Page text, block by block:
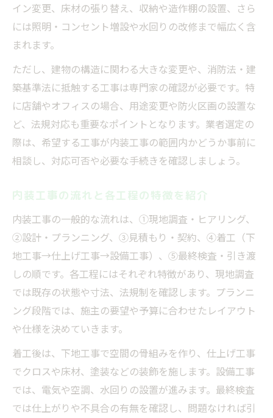
イン変更、床材の張り替え、収納や造作棚の設置、さら
には照明・コンセント増設や水回りの改修まで幅広く含
まれます。
ただし、建物の構造に関わる大きな変更や、消防法・建
築基準法に抵触する工事は専門家の確認が必要です。特
に店舗やオフィスの場合、用途変更や防火区画の設置な
ど、法規対応も重要なポイントとなります。業者選定の
際は、希望する工事が内装工事の範囲内かどうか事前に
相談し、対応可否や必要な手続きを確認しましょう。
内装工事の流れと各工程の特徴を紹介
内装工事の一般的な流れは、①現地調査・ヒアリング、
②設計・プランニング、③見積もり・契約、④着工（下
地工事→仕上げ工事→設備工事）、⑤最終検査・引き渡
しの順です。各工程にはそれぞれ特徴があり、現地調査
では既存の状態や寸法、法規制を確認します。プランニ
ング段階では、施主の要望や予算に合わせたレイアウト
や仕様を決めていきます。
着工後は、下地工事で空間の骨組みを作り、仕上げ工事
でクロスや床材、塗装などの装飾を施します。設備工事
では、電気や空調、水回りの設置が進みます。最終検査
では仕上がりや不具合の有無を確認し、問題なければ引